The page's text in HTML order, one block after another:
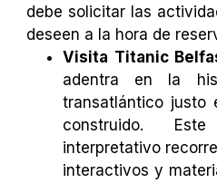
debe solicitar las
deseen a la hora de
Visita Titanic
adentra en la
transatlántico justo
construido.
interpretativo
interactivos y